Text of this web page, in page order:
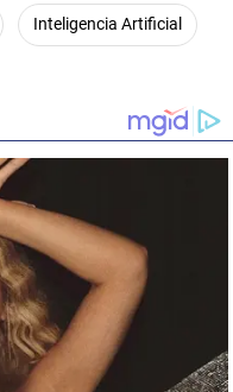
Inteligencia Artificial